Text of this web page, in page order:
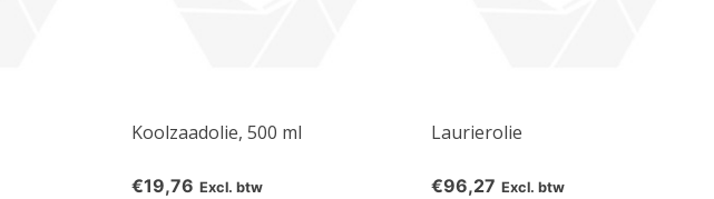
Koolzaadolie, 500 ml
€19,76 Excl. btw
Laurierolie
€96,27 Excl. btw